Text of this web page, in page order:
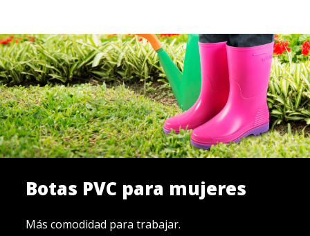
Botas PVC para mujeres
Más comodidad para trabajar.